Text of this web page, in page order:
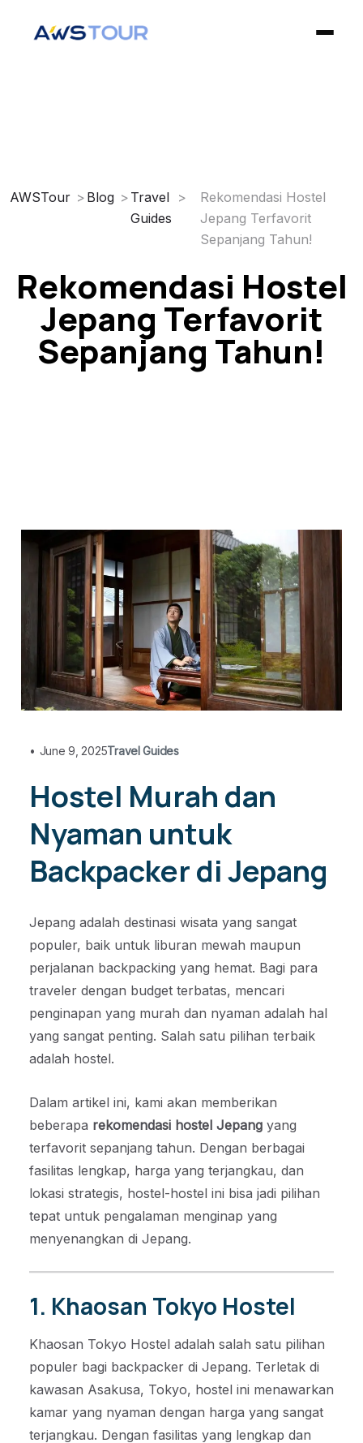
Open Trip
Blog
Privacy Policy
AWSTour Blog
Travel
Guides
Rekomendasi Hostel
Jepang Terfavorit
Sepanjang Tahun!
Rekomendasi Hostel
Jepang Terfavorit
Sepanjang Tahun!
• June 9, 2025Travel Guides
Hostel Murah dan
Nyaman untuk
Backpacker di Jepang
Jepang adalah destinasi wisata yang sangat
populer, baik untuk liburan mewah maupun
perjalanan backpacking yang hemat. Bagi para
traveler dengan budget terbatas, mencari
penginapan yang murah dan nyaman adalah hal
yang sangat penting. Salah satu pilihan terbaik
adalah hostel.
Dalam artikel ini, kami akan memberikan
beberapa rekomendasi hostel Jepang yang
terfavorit sepanjang tahun. Dengan berbagai
fasilitas lengkap, harga yang terjangkau, dan
lokasi strategis, hostel-hostel ini bisa jadi pilihan
tepat untuk pengalaman menginap yang
menyenangkan di Jepang.
1. Khaosan Tokyo Hostel
Khaosan Tokyo Hostel adalah salah satu pilihan
populer bagi backpacker di Jepang. Terletak di
kawasan Asakusa, Tokyo, hostel ini menawarkan
kamar yang nyaman dengan harga yang sangat
terjangkau. Dengan fasilitas yang lengkap dan